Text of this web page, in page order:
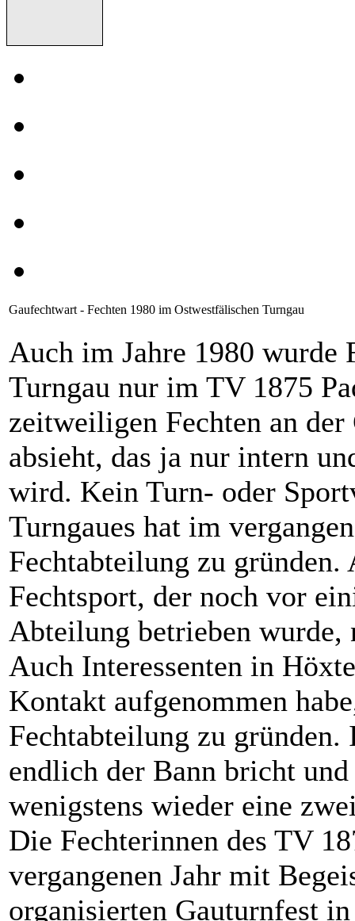
Gaufechtwart - Fechten 1980 im Ostwestfälischen Turngau
Auch im Jahre 1980 wurde
Turngau nur im TV 1875
zeitweiligen Fechten an der
absieht, das ja nur intern
wird. Kein Turn- oder
Turngaues hat im
Fechtabteilung zu
Fechtsport, der noch vor
Abteilung betrieben
Auch Interessenten in
Kontakt aufgenommen
Fechtabteilung zu
endlich der Bann bricht
wenigstens wieder eine
Die Fechterinnen des TV
vergangenen Jahr mit
organisierten Gauturnfest